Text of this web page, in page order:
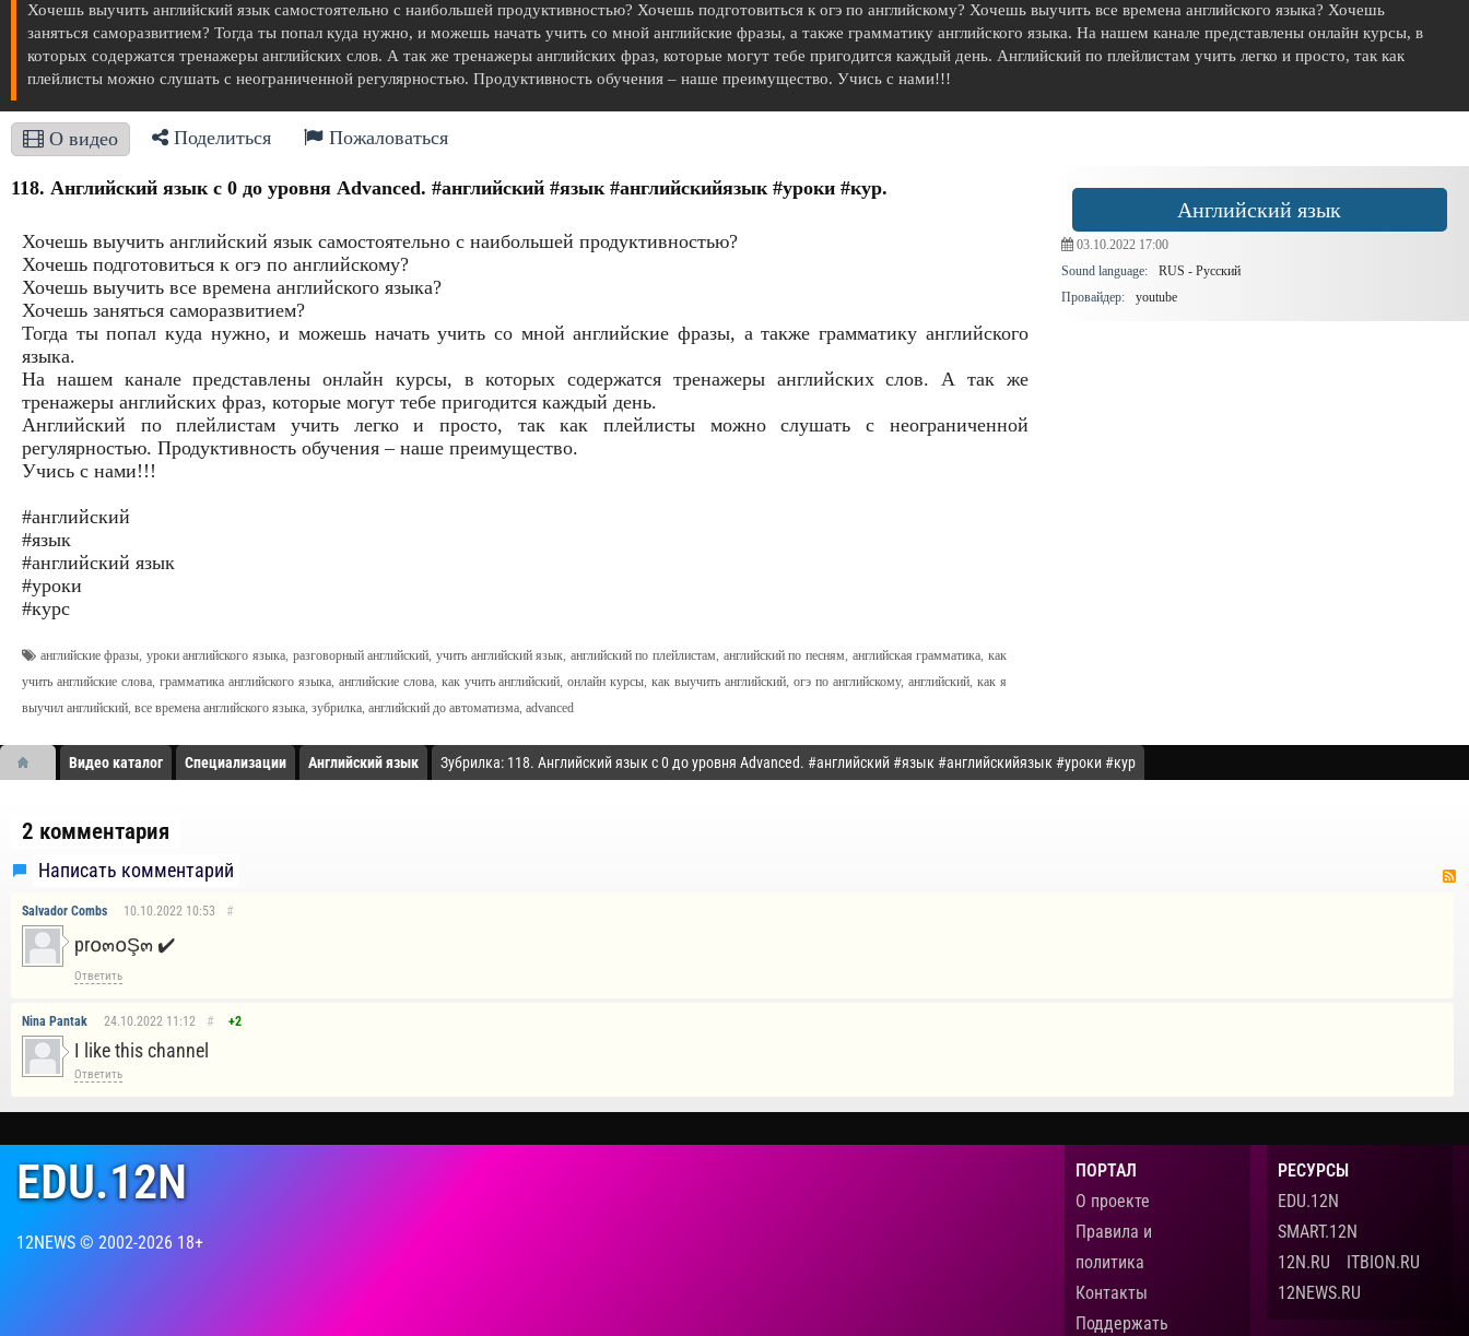
Хочешь выучить английский язык самостоятельно с наибольшей продуктивностью? Хочешь подготовиться к огэ по английскому? Хочешь выучить все времена английского языка? Хочешь
заняться саморазвитием? Тогда ты попал куда нужно, и можешь начать учить со мной английские фразы, а также грамматику английского языка. На нашем канале представлены онлайн курсы, в
которых содержатся тренажеры английских слов. А так же тренажеры английских фраз, которые могут тебе пригодится каждый день. Английский по плейлистам учить легко и просто, так как
плейлисты можно слушать с неограниченной регулярностью. Продуктивность обучения – наше преимущество. Учись с нами!!!
О видео Поделиться Пожаловаться
118. Английский язык с 0 до уровня Advanced. #английский #язык #английскийязык #уроки #кур.
Хочешь выучить английский язык самостоятельно с наибольшей продуктивностью?
Хочешь подготовиться к огэ по английскому?
Хочешь выучить все времена английского языка?
Хочешь заняться саморазвитием?
Тогда ты попал куда нужно, и можешь начать учить со мной английские фразы, а также грамматику английского
языка.
На нашем канале представлены онлайн курсы, в которых содержатся тренажеры английских слов. А так же
тренажеры английских фраз, которые могут тебе пригодится каждый день.
Английский по плейлистам учить легко и просто, так как плейлисты можно слушать с неограниченной
регулярностью. Продуктивность обучения – наше преимущество.
Учись с нами!!!
#английский
#язык
#английский язык
#уроки
#курс
английские фразы уроки английского языка разговорный английский учить английский язык английский по плейлистам английский по песням английская грамматика как
учить английские слова, грамматика английского языка, английские слова, как учить английский ,онлайн курсы ,как выучить английский ,огэ по английскому,английский как я
выучил английский все времена английского языка зубрилка английский до автоматизма advanced
Английский язык
03.10.2022 17:00
Sound language:
RUS - Русский
Провайдер:
youtube
Видео каталог Специализации Английский язык Зубрилка: 118. Английский язык с 0 до уровня Advanced. #английский #язык #английскийязык #уроки #кур
2 комментария
Написать комментарий
Salvador Combs 10.10.2022 10:53 #
pr໐๓໐Ş๓ ✔️
Ответить
Nina Pantak 24.10.2022 11:12 # +2
I like this channel
Ответить
EDU.12N
12NEWS © 2002-2026 18+
ПОРТАЛ
О проекте
Правила и
политика
Контакты
Поддержать
РЕСУРСЫ
EDU.12N
SMART.12N
12N.RU
ITBION.RU
12NEWS.RU